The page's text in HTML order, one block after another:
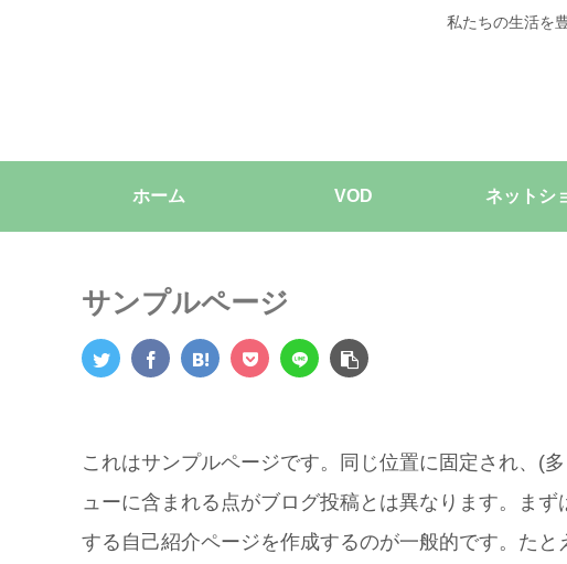
私たちの生活を
ホーム VOD ネットシ
サンプルページ
これはサンプルページです。同じ位置に固定され、(
ューに含まれる点がブログ投稿とは異なります。ま
する自己紹介ページを作成するのが一般的です。たと